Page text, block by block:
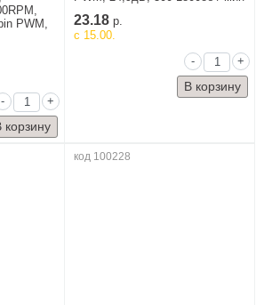
PWM,
-
+
23.18 р.
c 15.00.
-
+
код 100228